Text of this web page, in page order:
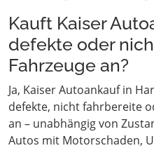
Kauft Kaiser
defekte oder
Fahrzeuge an?
Ja, Kaiser Autoankauf in
defekte, nicht fahrbereite
an – unabhängig von
Autos mit Motorschaden,